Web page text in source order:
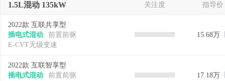
1.5L混动 135kW 关注度 指导价
2022款 互联共享型
插电式混动
前置前驱
E-CVT无级变速
15.68万
2022款 互联智享型
插电式混动
前置前驱
17.18万